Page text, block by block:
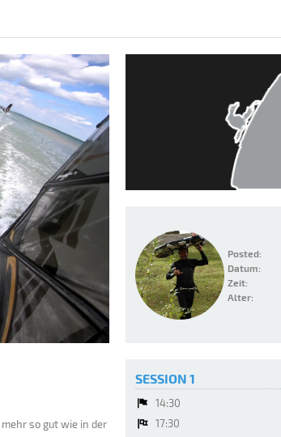
La Palme Plage du
Posted:
Datum:
Zeit:
Alter:
so gut wie in der
SESSION 1
14:30
17:30